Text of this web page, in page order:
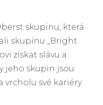
skupinu, která
skupinu „Bright
získat slávu a
jeho skupin jsou
vrcholu své kariéry.